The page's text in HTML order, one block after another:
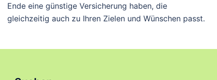
Ende eine günstige Versicherung haben, die
gleichzeitig auch zu Ihren Zielen und Wünschen passt.